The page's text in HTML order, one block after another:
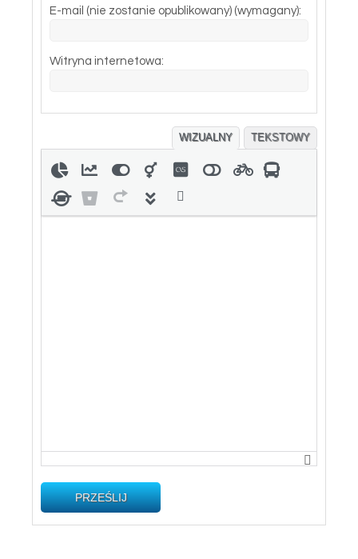
E-mail (nie zostanie opublikowany) (wymagany):
Witryna internetowa:
WIZUALNY TEKSTOWY
PRZEŚLIJ